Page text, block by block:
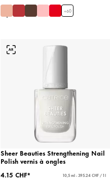
+60
Sheer Beauties Strengthening Nail
Polish vernis à ongles
4.15 CHF*
10,5 ml - 395.24 CHF / 1 l